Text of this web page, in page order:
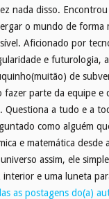
nada disso.
o mundo de forma
Aficionado por
e futurologia,
de
fazer parte da equipe
Questiona a tudo e a
como alguém
e matemática desde
assim, ele
interior e uma luneta
as postagens do(a)